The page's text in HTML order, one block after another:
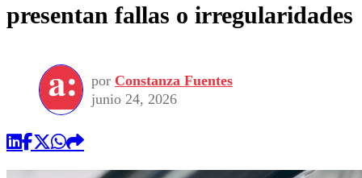
presentan fallas o irregularidades
por Constanza Fuentes
junio 24, 2026